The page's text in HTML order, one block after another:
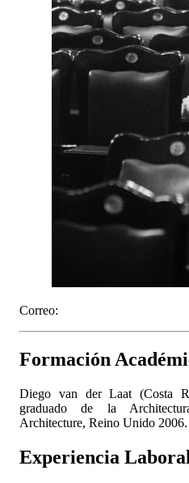
Correo:
Formación
Diego van der Laat (Costa
graduado de la
Architecture, Reino Unido 2006.
Experiencia Laboral